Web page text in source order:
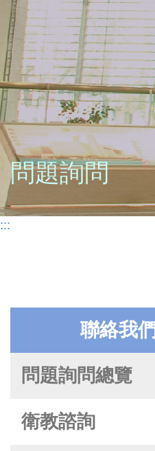
問題詢問
:::
聯絡我們
問題詢問總覽
衛教諮詢